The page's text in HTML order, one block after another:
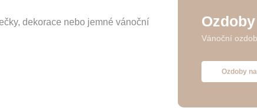
dekorace nebo jemné vánoční
Vánoční
Ozdoby